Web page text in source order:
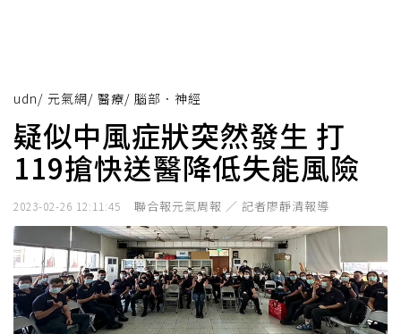
udn/ 元氣網/ 醫療/ 腦部．神經
疑似中風症狀突然發生 打
119搶快送醫降低失能風險
2023-02-26 12:11:45 聯合報元氣周報 ／ 記者廖靜清報導